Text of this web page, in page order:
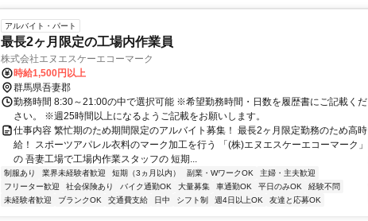
アルバイト・パート
最長2ヶ月限定の工場内作業員
株式会社エヌエスケーエコーマーク
時給1,500円以上
群馬県吾妻郡
勤務時間 8:30～21:00の中で選択可能 ※希望勤務時間・日数を履歴書にご記載くだ
さい。 ※週25時間以上になるようご記載をお願いします。
仕事内容 繁忙期のため期間限定のアルバイト募集！ 最長2ヶ月限定勤務のため高時
給！ スポーツアパレル衣料のマーク加工を行う 「(株)エヌエスケーエコーマーク」
の 吾妻工場で工場内作業スタッフの 短期...
制服あり 業界未経験者歓迎 短期（3ヵ月以内） 副業・WワークOK
主婦・主夫歓迎
フリーター歓迎
社会保険あり バイク通勤OK 大量募集 車通勤OK 平日のみOK
経験不問
未経験者歓迎
ブランクOK 交通費支給 日中 シフト制 週4日以上OK 友達と応募OK